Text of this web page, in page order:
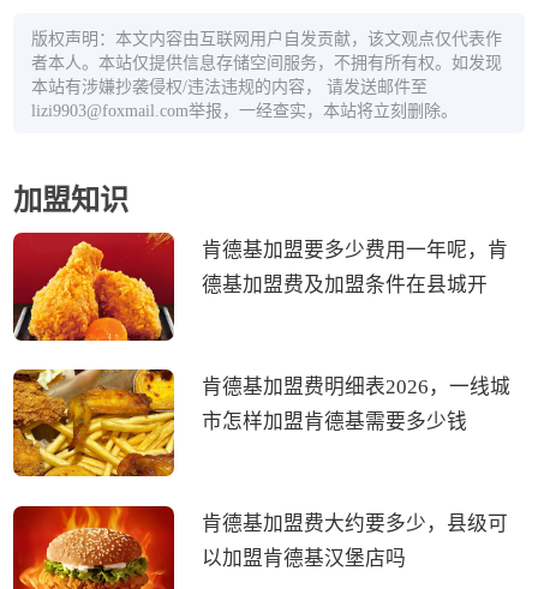
版权声明：本文内容由互联网用户自发贡献，该文观点仅代表作
者本人。本站仅提供信息存储空间服务，不拥有所有权。如发现
本站有涉嫌抄袭侵权/违法违规的内容， 请发送邮件至
lizi9903@foxmail.com举报，一经查实，本站将立刻删除。
加盟知识
肯德基加盟要多少费用一年呢，肯
德基加盟费及加盟条件在县城开
肯德基加盟费明细表2026，一线城
市怎样加盟肯德基需要多少钱
肯德基加盟费大约要多少，县级可
以加盟肯德基汉堡店吗